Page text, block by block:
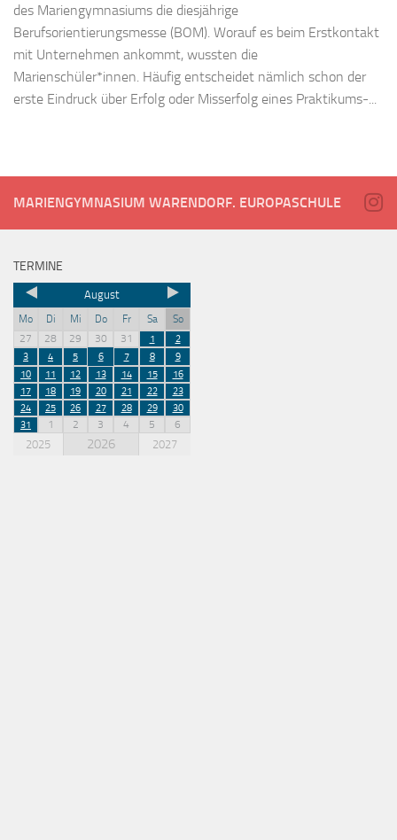
des Mariengymnasiums die diesjährige
Berufsorientierungsmesse (BOM). Worauf es beim Erstkontakt
mit Unternehmen ankommt, wussten die
Marienschüler*innen. Häufig entscheidet nämlich schon der
erste Eindruck über Erfolg oder Misserfolg eines Praktikums-...
MARIENGYMNASIUM WARENDORF. EUROPASCHULE
TERMINE
August
Mo Di Mi Do Fr Sa
So
27
28 29 30 31 1
2
3
4 5 6 7 8
9
10
11 12 13 14 15
16
17
18 19 20 21 22
23
24
25 26 27 28 29
30
31
1 2 3 4 5 6
2025 2026 2027